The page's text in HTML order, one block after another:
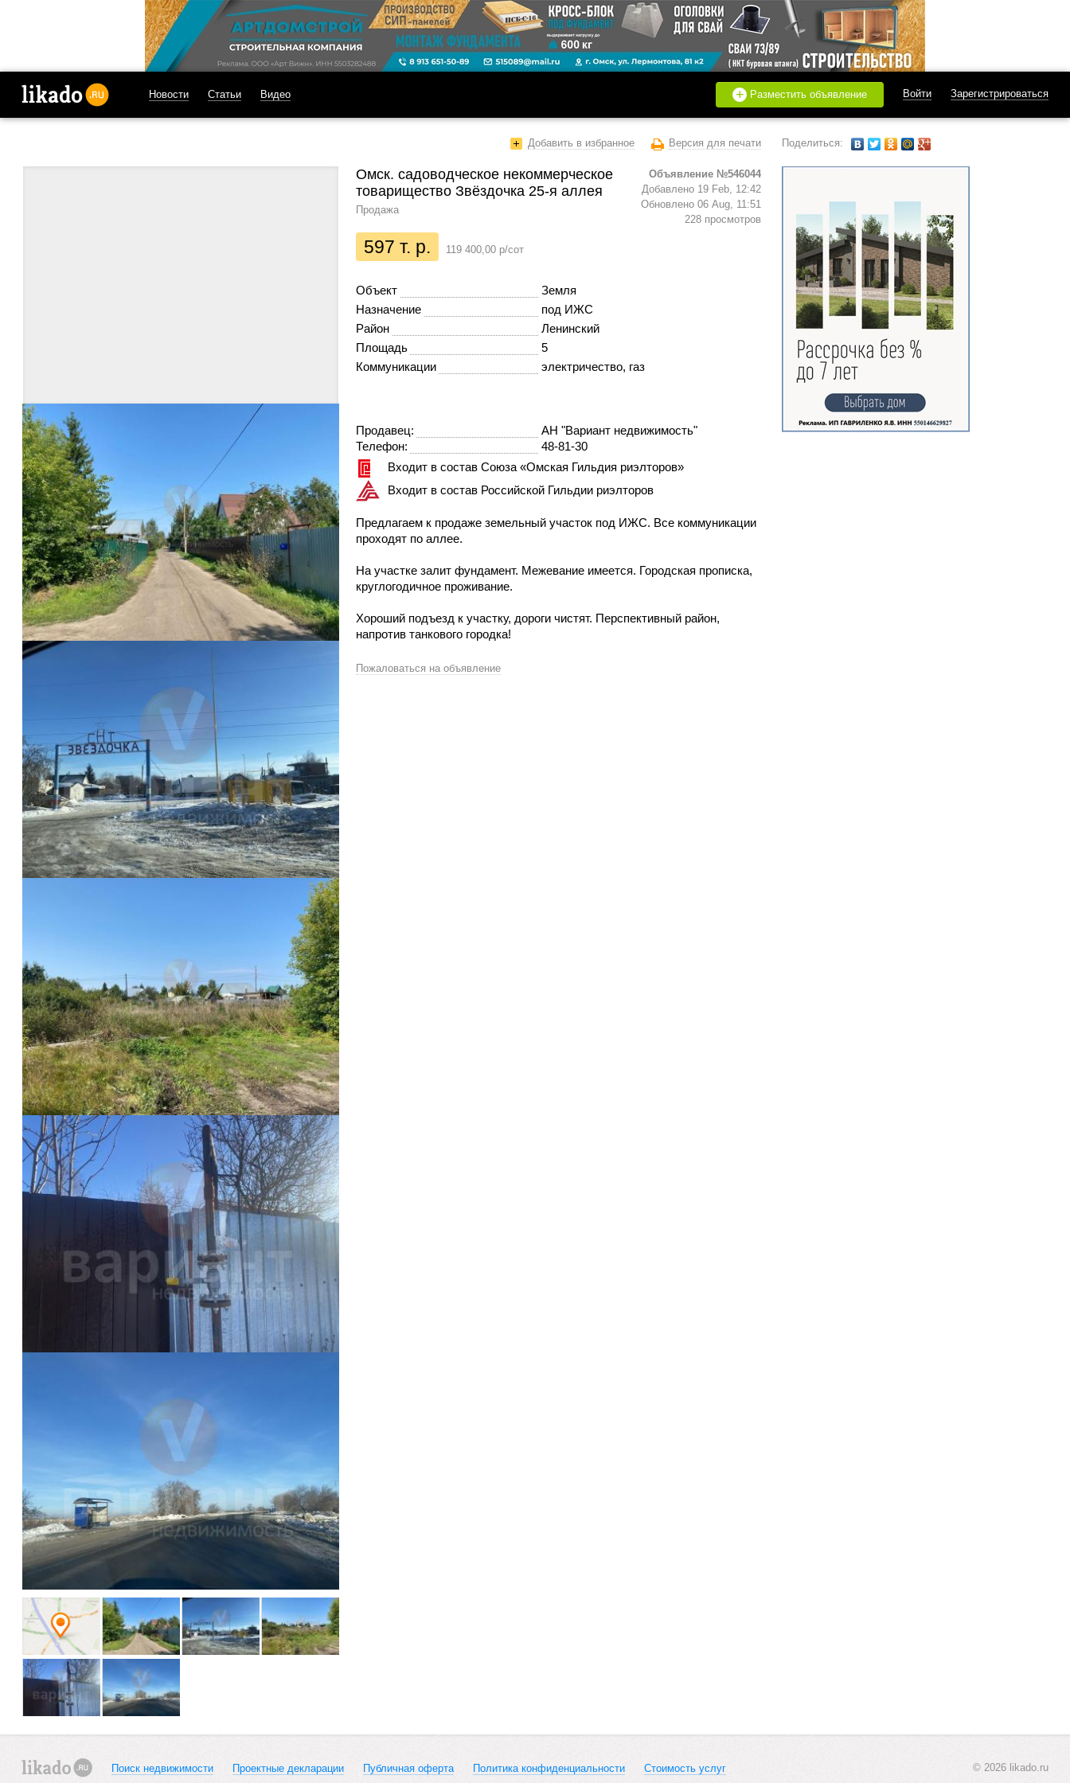
Новости Статьи Видео + Разместить объявление Войти Зарегистрироваться
Добавить в избранное Версия для печати Поделиться:
Объявление №546044
Добавлено 19 Feb, 12:42
Обновлено 06 Aug, 11:51
228 просмотров
Продажа
Омск. садоводческое некоммерческое
товарищество Звёздочка 25-я аллея
597 т. р. 119 400,00 р/сот
Объект
Земля
Назначение
под ИЖС
Район
Ленинский
Площадь
5
Коммуникации
электричество, газ
Продавец:
АН "Вариант недвижимость"
Телефон:
48-81-30
Входит в состав Союза «Омская Гильдия риэлторов»
Входит в состав Российской Гильдии риэлторов
Предлагаем к продаже земельный участок под ИЖС. Все коммуникации
проходят по аллее.
На участке залит фундамент. Межевание имеется. Городская прописка,
круглогодичное проживание.
Хороший подъезд к участку, дороги чистят. Перспективный район,
напротив танкового городка!
Пожаловаться на объявление
Поиск недвижимости Проектные декларации Публичная оферта Политика конфиденциальности Стоимость услуг © 2026 likado.ru